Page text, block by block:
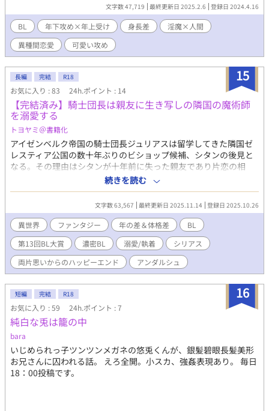
淫魔でありながら人間に憧れるアトラは、人間界の文化──とり
わけアニメやゲームなどのオタク文化が大好きだった。 ある日、
人間界を訪れたアトラは中古の漫画やゲームを取り扱うホビーシ
ョップを見つけ、店主である拓也と出会う。 背が高く不良のよう
な風貌の拓也は見た目に反して親しみやすく、趣味の話で意気投
合。 人手不足で困っていると言う拓也に頼まれ、アトラは淫魔で
あることを伏せたままアルバイトを始めることに。 人間界での生
活は夢のように楽しく、親切で優しい拓也に少しずつ惹かれてい
くアトラだったが、次第に淫魔としての本能が疼き始めてしま
い……？
文字数 47,719 最終更新日 2025.2.6 登録日 2024.4.16
BL 年下攻め×年上受け 身長差
淫魔×人間
異種間恋愛
可愛い攻め
15
長編 完結 R18
お気に入り : 83 24h.ポイント : 14
【完結済み】騎士団長は親友に生き写しの隣国の魔術師
を溺愛する
トヨヤミ＠書籍化
アイゼンベルク帝国の騎士団長ジュリアスは留学してきた隣国ゼ
レスティア公国の数十年ぶりのビショップ候補、シタンの後見と
なる。その理由はシタンが十年前に失った親友であり片恋の相
手、ラシードにうり二つだから。だが出会ったシタンのラシード
とは違う表情や振る舞いに心が惹かれていき…。過去の恋と現在
目の前にいる存在。その両方の間で惑うジュリアスの心の行方
は。※最終話まで毎日更新。※大柄な体躯の30代黒髪碧眼の騎士
団長×細身の20代長髪魔術師のカップリングです。※完結済みの
「テンペストの魔女」と若干繋がっていますがそちらを知らなく
ても読めます。
続きを読む
文字数 63,567 最終更新日 2025.11.14 登録日 2025.10.26
異世界 ファンタジー 年の差＆体格差
BL
第13回BL大賞
濃密BL 溺愛/執着
シリアス
両片思いからのハッピーエンド
アンダルシュ
16
短編 完結 R18
お気に入り : 59 24h.ポイント : 7
純白な兎は籠の中
bara
いじめられっ子ツンツンメガネの悠兎くんが、銀髪碧眼長髪美形
お兄さんに囚われる話。 えろ全開。小スカ、強姦表現あり。 毎日
18：00投稿です。